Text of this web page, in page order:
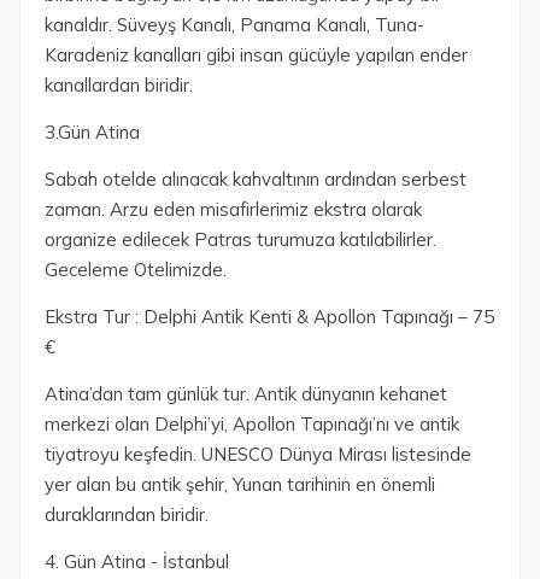
kanaldır. Süveyş Kanalı, Panama Kanalı, Tuna-
Karadeniz kanalları gibi insan gücüyle yapılan ender
kanallardan biridir.
3.Gün Atina
Sabah otelde alınacak kahvaltının ardından serbest
zaman. Arzu eden misafirlerimiz ekstra olarak
organize edilecek Patras turumuza katılabilirler.
Geceleme Otelimizde.
Ekstra Tur : Delphi Antik Kenti & Apollon Tapınağı – 75
€
Atina’dan tam günlük tur. Antik dünyanın kehanet
merkezi olan Delphi’yi, Apollon Tapınağı’nı ve antik
tiyatroyu keşfedin. UNESCO Dünya Mirası listesinde
yer alan bu antik şehir, Yunan tarihinin en önemli
duraklarından biridir.
4. Gün Atina - İstanbul